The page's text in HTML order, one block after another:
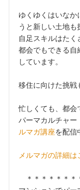
ゆくゆくはいなか
うと新しい土地
自足スキルはたく
都会でもできる自
しています。
移住に向けた挑戦
忙しくても、都会
パーマカルチャー
ルマガ講座を配信
メルマガの詳細は
＊＊＊＊＊＊＊